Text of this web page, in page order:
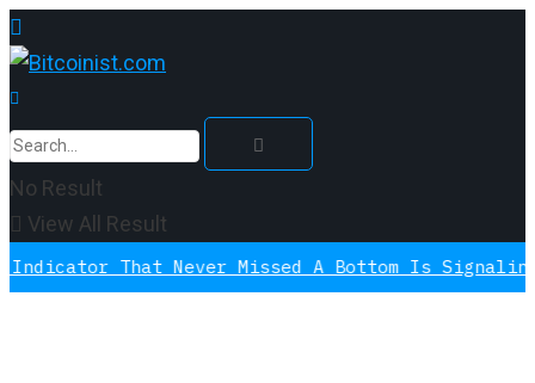
No Result
View All Result
That Never Missed A Bottom Is Signaling Again,